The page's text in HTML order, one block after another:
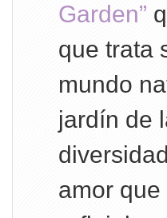
Garden”
que trata
mundo
jardín de
amor